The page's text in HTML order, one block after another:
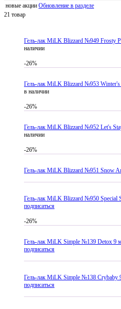
новые акции Обновление в разделе
21 товар
Гель-лак MiLK Blizzard №949 Frosty
наличии
-26%
Гель-лак MiLK Blizzard №953
в наличии
-26%
Гель-лак MiLK Blizzard №952 Let's
наличии
-26%
Гель-лак MiLK Blizzard №951 Snow
Гель-лак MiLK Blizzard №950 Special
подписаться
-26%
Гель-лак MiLK Simple №139 Detox 9
подписаться
Гель-лак MiLK Simple №138 Crybaby
подписаться